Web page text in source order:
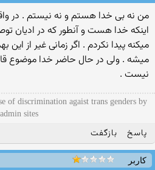
من نه بی خدا هستم و نه نیستم . در
اینکه خدا هست و آنطور که در ادیان
میکنه پیدا نکردم . اگر زمانی غیر از
میشه . ولی در حال حاضر خدا موضوع
نیست .
of discrimination agaist trans genders by
admin sites
پاسخ بازگفت
کاربر